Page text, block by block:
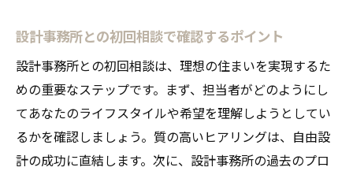
設計事務所と共に描く未来の暮らし
地元コミュニティとのつながりを大切にす
る設計
新しい暮らしに不可欠な機能とデザイン
子育て世代におすすめの住まいの設計
快適さとデザインを両立させる自由設計
設計事務所との初回相談で確認するポイント
設計事務所との初回相談は、理想の住まいを実現するた
めの重要なステップです。まず、担当者がどのようにし
てあなたのライフスタイルや希望を理解しようとしてい
るかを確認しましょう。質の高いヒアリングは、自由設
計の成功に直結します。次に、設計事務所の過去のプロ